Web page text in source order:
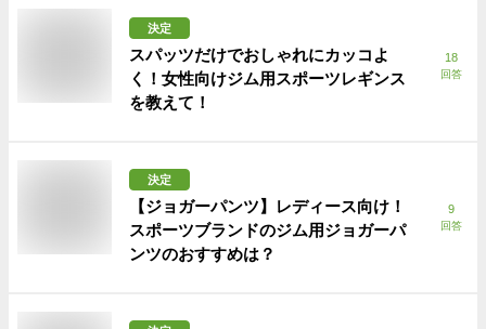
決定
スパッツだけでおしゃれにカッコよ
く！女性向けジム用スポーツレギンス
を教えて！
18
回答
決定
【ジョガーパンツ】レディース向け！
スポーツブランドのジム用ジョガーパ
ンツのおすすめは？
9
回答